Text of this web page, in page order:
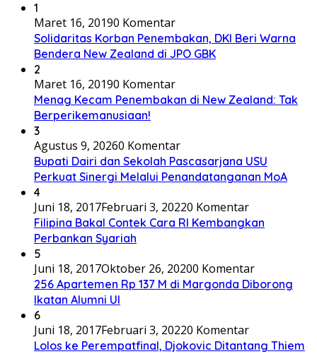
1
Maret 16, 20190 Komentar
Solidaritas Korban Penembakan, DKI Beri Warna
Bendera New Zealand di JPO GBK
2
Maret 16, 20190 Komentar
Menag Kecam Penembakan di New Zealand: Tak
Berperikemanusiaan!
3
Agustus 9, 20260 Komentar
Bupati Dairi dan Sekolah Pascasarjana USU
Perkuat Sinergi Melalui Penandatanganan MoA
4
Juni 18, 2017Februari 3, 20220 Komentar
Filipina Bakal Contek Cara RI Kembangkan
Perbankan Syariah
5
Juni 18, 2017Oktober 26, 20200 Komentar
256 Apartemen Rp 137 M di Margonda Diborong
Ikatan Alumni UI
6
Juni 18, 2017Februari 3, 20220 Komentar
Lolos ke Perempatfinal, Djokovic Ditantang Thiem